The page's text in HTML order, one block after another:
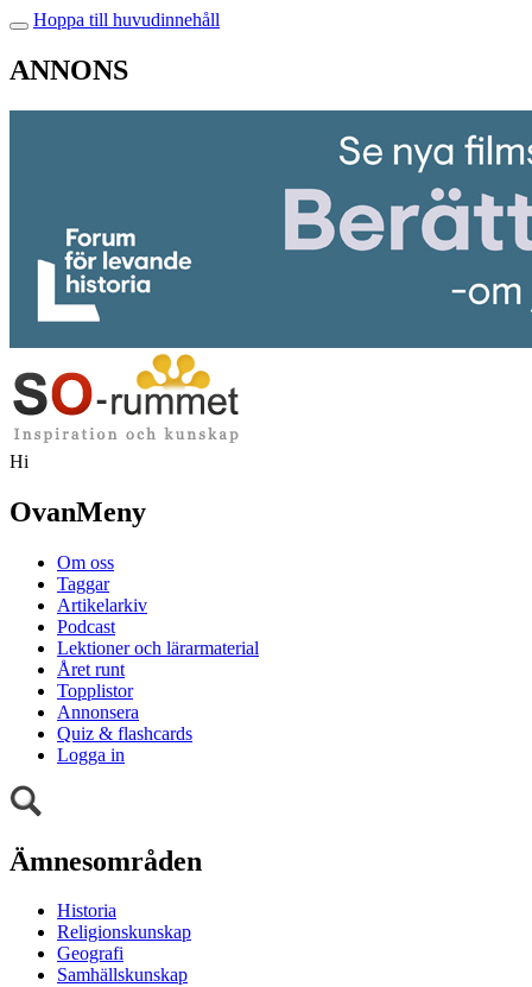
Hoppa till huvudinnehåll
ANNONS
Hi
OvanMeny
Om oss
Taggar
Artikelarkiv
Podcast
Lektioner och lärarmaterial
Året runt
Topplistor
Annonsera
Quiz & flashcards
Logga in
Ämnesområden
Historia
Religionskunskap
Geografi
Samhällskunskap